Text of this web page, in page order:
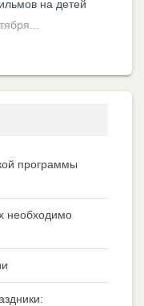
на детей
программы
необходимо